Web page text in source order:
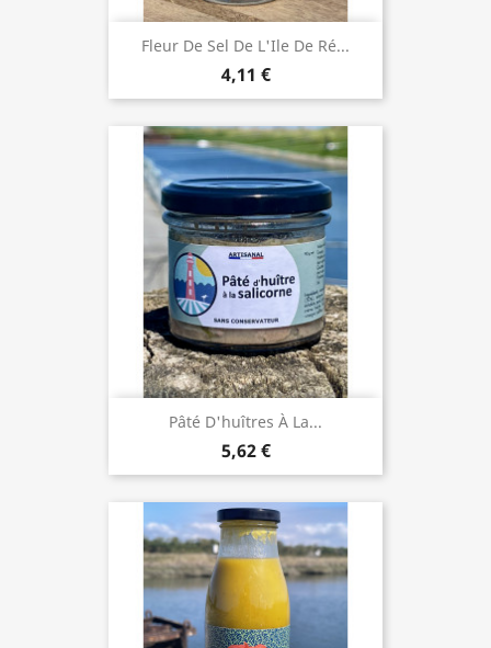
Fleur De Sel De L'Ile De Ré...
4,11 €
Pâté D'huîtres À La...
5,62 €